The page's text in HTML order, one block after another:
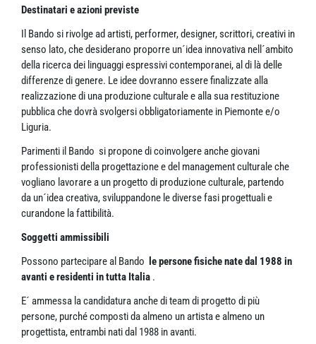
Destinatari e azioni previste
Il Bando si rivolge ad artisti, performer, designer, scrittori, creativi in
senso lato, che desiderano proporre un´idea innovativa nell´ambito
della ricerca dei linguaggi espressivi contemporanei, al di là delle
differenze di genere. Le idee dovranno essere finalizzate alla
realizzazione di una produzione culturale e alla sua restituzione
pubblica che dovrà svolgersi obbligatoriamente in Piemonte e/o
Liguria.
Parimenti il Bando si propone di coinvolgere anche giovani
professionisti della progettazione e del management culturale che
vogliano lavorare a un progetto di produzione culturale, partendo
da un´idea creativa, sviluppandone le diverse fasi progettuali e
curandone la fattibilità.
Soggetti ammissibili
Possono partecipare al Bando
le persone fisiche nate dal 1988 in
avanti e residenti in tutta Italia .
E´ ammessa la candidatura anche di team di progetto di più
persone, purché composti da almeno un artista e almeno un
progettista, entrambi nati dal 1988 in avanti.